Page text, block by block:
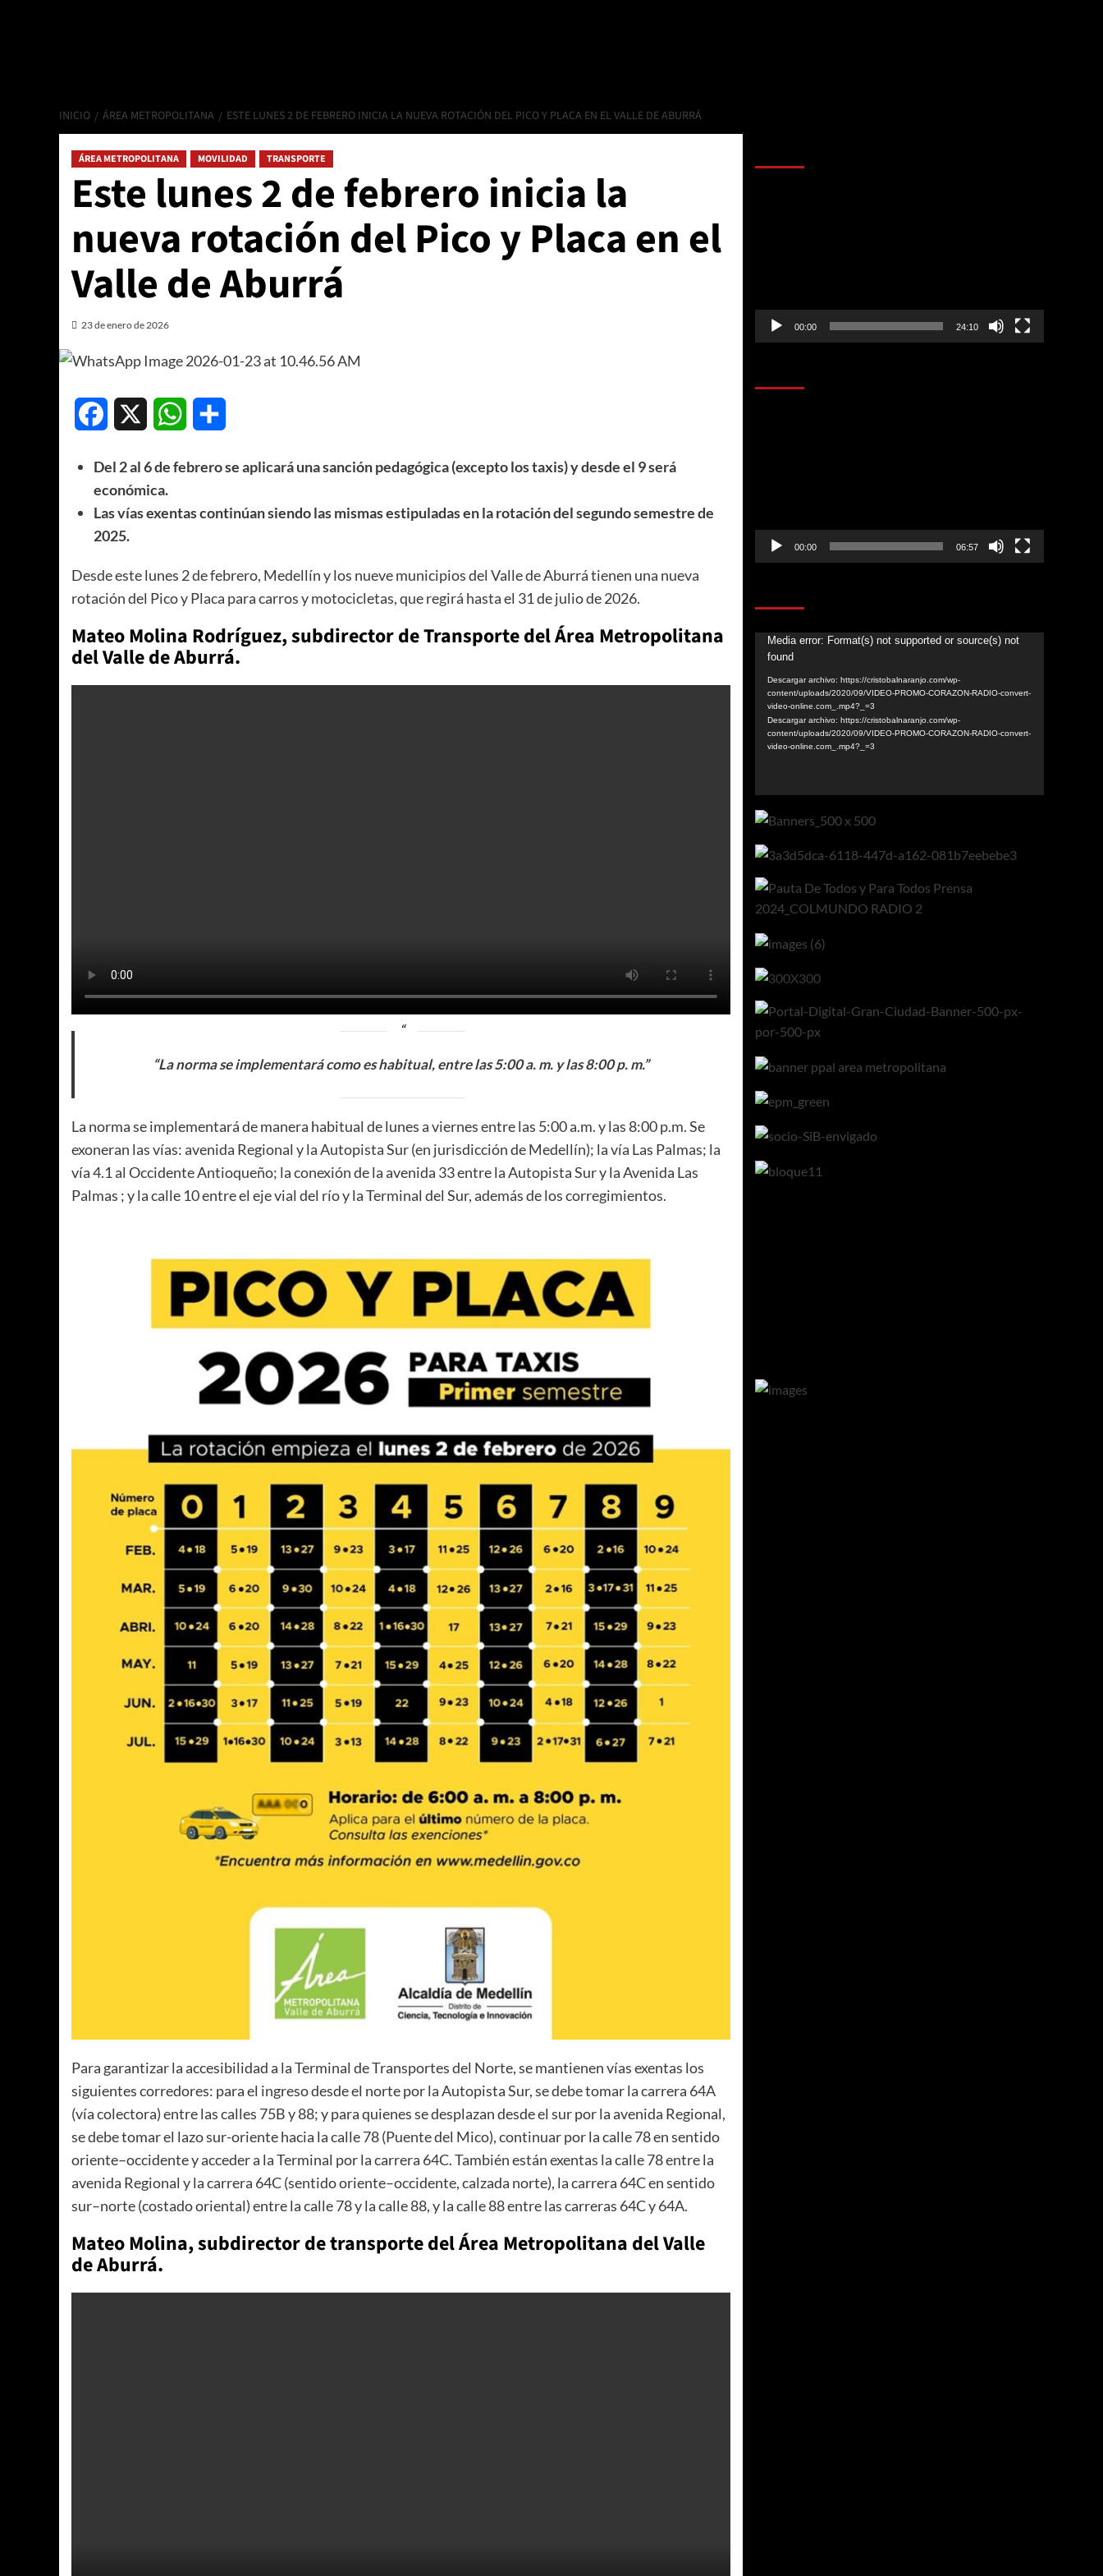
INICIO ÁREA METROPOLITANA ESTE LUNES 2 DE FEBRERO INICIA LA NUEVA ROTACIÓN DEL PICO Y PLACA EN EL VALLE DE ABURRÁ
ÁREA METROPOLITANA MOVILIDAD TRANSPORTE
Este lunes 2 de febrero inicia la
nueva rotación del Pico y Placa en el
Valle de Aburrá
23 de enero de 2026
Facebook WhatsApp
Del 2 al 6 de febrero se aplicará una sanción pedagógica (excepto los taxis) y desde el 9 será
económica.
Las vías exentas continúan siendo las mismas estipuladas en la rotación del segundo semestre de
2025.
Desde este lunes 2 de febrero, Medellín y los nueve municipios del Valle de Aburrá tienen una nueva
rotación del Pico y Placa para carros y motocicletas, que regirá hasta el 31 de julio de 2026.
Mateo Molina Rodríguez, subdirector de Transporte del Área Metropolitana
del Valle de Aburrá.
“La norma se implementará como es habitual, entre las 5:00 a. m. y las 8:00 p. m.”
La norma se implementará de manera habitual de lunes a viernes entre las 5:00 a.m. y las 8:00 p.m. Se
exoneran las vías: avenida Regional y la Autopista Sur (en jurisdicción de Medellín); la vía Las Palmas; la
vía 4.1 al Occidente Antioqueño; la conexión de la avenida 33 entre la Autopista Sur y la Avenida Las
Palmas ; y la calle 10 entre el eje vial del río y la Terminal del Sur, además de los corregimientos.
Para garantizar la accesibilidad a la Terminal de Transportes del Norte, se mantienen vías exentas los
siguientes corredores: para el ingreso desde el norte por la Autopista Sur, se debe tomar la carrera 64A
(vía colectora) entre las calles 75B y 88; y para quienes se desplazan desde el sur por la avenida Regional,
se debe tomar el lazo sur-oriente hacia la calle 78 (Puente del Mico), continuar por la calle 78 en sentido
oriente–occidente y acceder a la Terminal por la carrera 64C. También están exentas la calle 78 entre la
avenida Regional y la carrera 64C (sentido oriente–occidente, calzada norte), la carrera 64C en sentido
sur–norte (costado oriental) entre la calle 78 y la calle 88, y la calle 88 entre las carreras 64C y 64A.
Mateo Molina, subdirector de transporte del Área Metropolitana del Valle
de Aburrá.
00:00 24:10
00:00 06:57
Reproductor
vídeo
Media error: Format(s) not supported or source(s) not
found
Descargar archivo: https://cristobalnaranjo.com/wp-
content/uploads/2020/09/VIDEO-PROMO-CORAZON-RADIO-convert-
video-online.com_.mp4?_=3
Descargar archivo: https://cristobalnaranjo.com/wp-
content/uploads/2020/09/VIDEO-PROMO-CORAZON-RADIO-convert-
video-online.com_.mp4?_=3